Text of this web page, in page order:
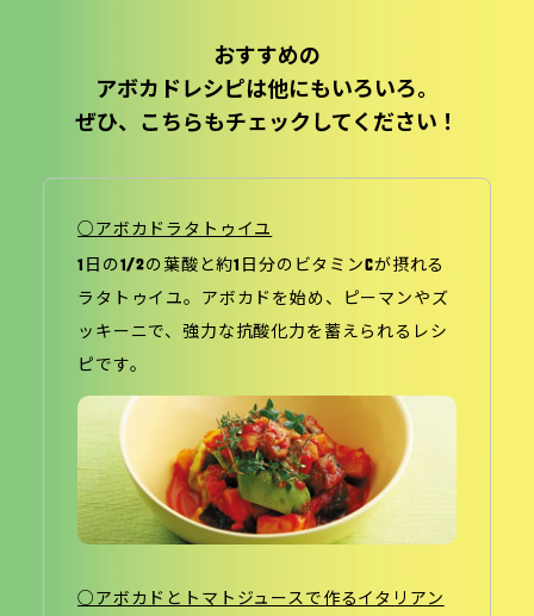
おすすめの
アボカドレシピは他にもいろいろ。
ぜひ、こちらもチェックしてください！
○アボカドラタトゥイユ
1日の1/2の葉酸と約1日分のビタミンCが摂れる
ラタトゥイユ。アボカドを始め、ピーマンやズ
ッキーニで、強力な抗酸化力を蓄えられるレシ
ピです。
○アボカドとトマトジュースで作るイタリアン